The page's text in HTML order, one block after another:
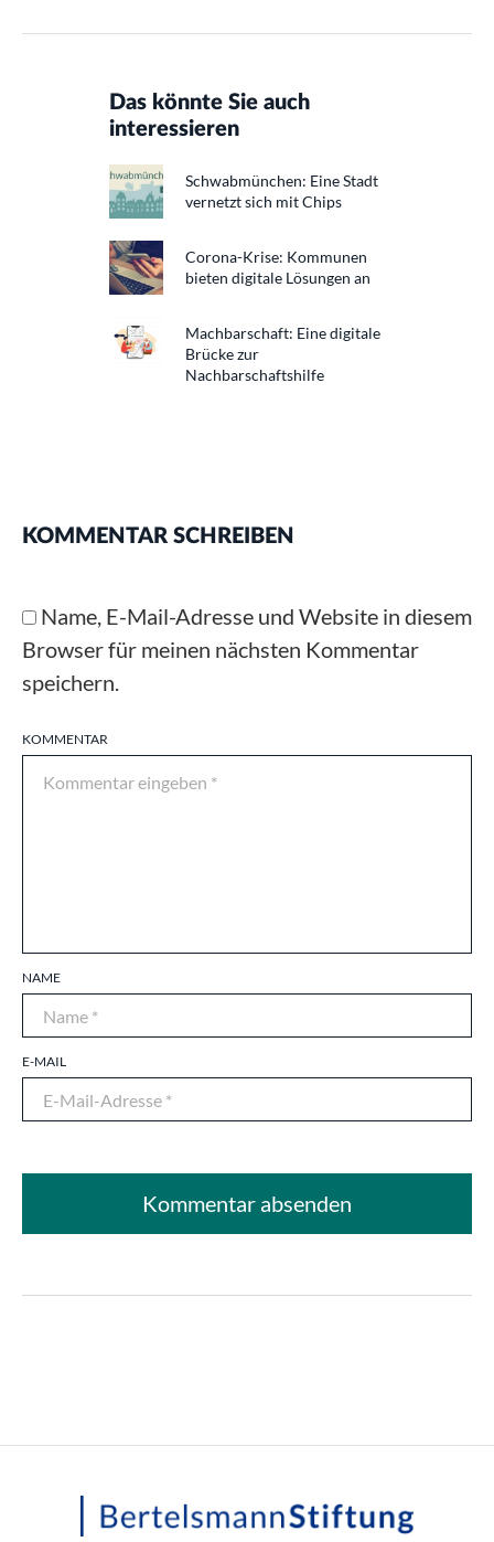
Das könnte Sie auch
interessieren
Schwabmünchen: Eine Stadt
vernetzt sich mit Chips
Corona-Krise: Kommunen
bieten digitale Lösungen an
Machbarschaft: Eine digitale
Brücke zur
Nachbarschaftshilfe
KOMMENTAR SCHREIBEN
KOMMENTAR
NAME
E-MAIL
Name, E-Mail-Adresse und Website in diesem
Browser für meinen nächsten Kommentar
speichern.